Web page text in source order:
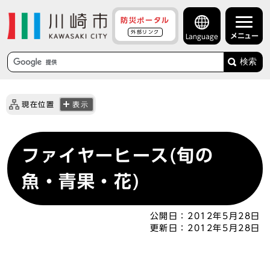
防災ポータル
外部リンク
Language メニュー
検索
現在位置 表示
ファイヤーヒース(旬の
魚・青果・花)
公開日： 2012年5月28日
更新日： 2012年5月28日